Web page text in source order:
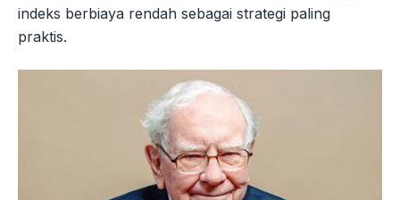
indeks berbiaya rendah sebagai strategi paling
praktis.